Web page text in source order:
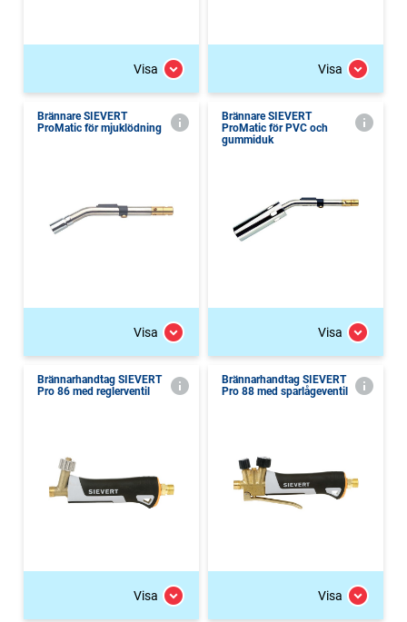
Visa Visa
Brännare SIEVERT
ProMatic för mjuklödning
Visa
Brännare SIEVERT
ProMatic för PVC och
gummiduk
Visa
Brännarhandtag SIEVERT
Pro 86 med reglerventil
Visa
Brännarhandtag SIEVERT
Pro 88 med sparlågeventil
Visa